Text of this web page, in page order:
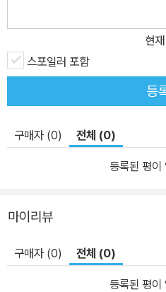
속 시도는 현실의 장소에서 허구
민다는 데에 독자에게 기묘하고 재밌
사회에 뜨거운 화두를 던지는 신예
재난을 겪은 사회에서 어떻게 작동해야 하는가? 가
가장 약한 쪽을. 가장 무르고 어려
4회 박지리문학상을 수상한 최수
를 배경으로 2031년 원전사고 이
늘을 살아가는 평범한 시민이자
미래에서 보내온 과거의 이야기 같
현재
스포일러 포함
등
구매자 (0) 전체 (0)
등록된 평이
마이리뷰
구매자 (0) 전체 (0)
등록된 평이